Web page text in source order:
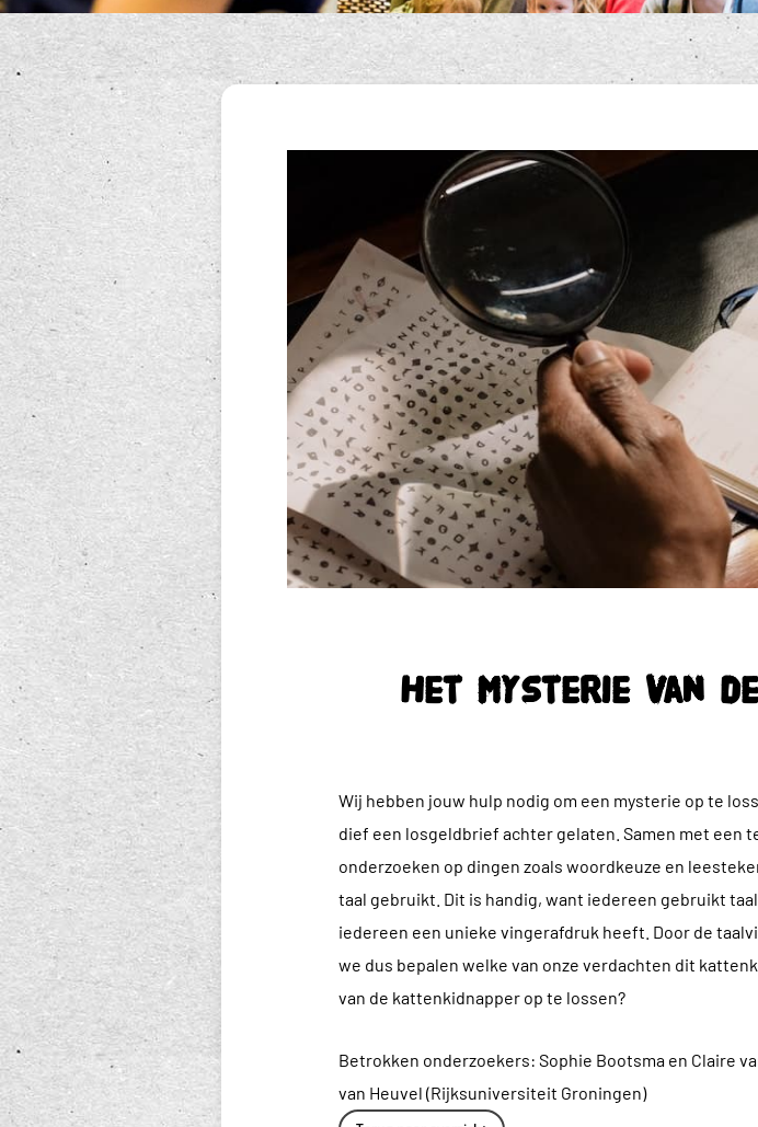
Het mysterie van
Wij hebben jouw hulp nodig om een mysterie op te
dief een losgeldbrief achter gelaten. Samen met een
onderzoeken op dingen zoals woordkeuze en
taal gebruikt. Dit is handig, want iedereen gebruikt
iedereen een unieke vingerafdruk heeft. Door de
we dus bepalen welke van onze verdachten dit
van de kattenkidnapper op te lossen?
Betrokken onderzoekers: Sophie Bootsma en Claire
van Heuvel (Rijksuniversiteit Groningen)